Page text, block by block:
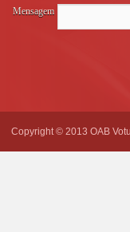
Mensagem
Copyright © 2013 OAB